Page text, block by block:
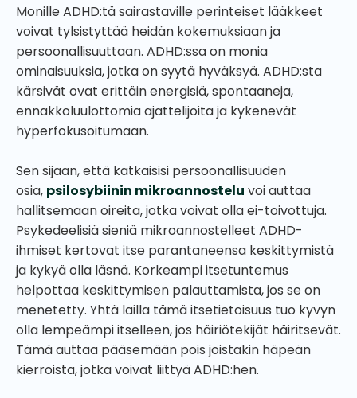
Monille ADHD:tä sairastaville perinteiset lääkkeet
voivat tylsistyttää heidän kokemuksiaan ja
persoonallisuuttaan. ADHD:ssa on monia
ominaisuuksia, jotka on syytä hyväksyä. ADHD:sta
kärsivät ovat erittäin energisiä, spontaaneja,
ennakkoluulottomia ajattelijoita ja kykenevät
hyperfokusoitumaan.
Sen sijaan, että katkaisisi persoonallisuuden
osia, psilosybiinin mikroannostelu voi auttaa
hallitsemaan oireita, jotka voivat olla ei-toivottuja.
Psykedeelisiä sieniä mikroannostelleet ADHD-
ihmiset kertovat itse parantaneensa keskittymistä
ja kykyä olla läsnä. Korkeampi itsetuntemus
helpottaa keskittymisen palauttamista, jos se on
menetetty. Yhtä lailla tämä itsetietoisuus tuo kyvyn
olla lempeämpi itselleen, jos häiriötekijät häiritsevät.
Tämä auttaa pääsemään pois joistakin häpeän
kierroista, jotka voivat liittyä ADHD:hen.